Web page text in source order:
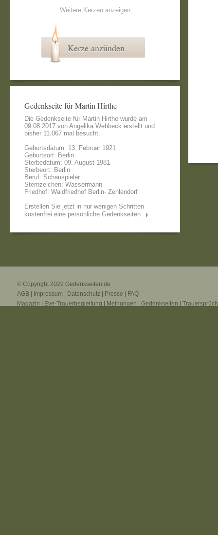
Weitere Kerzen anzeigen
Kerze anzünden
Gedenkseite für Martin Hirthe
Die Gedenkseite für Martin Hirthe wurde am
09.08.2017 von Angelika Wehbeck erstellt und
bisher 11.067 mal besucht.
Geburtsdatum: 13. Februar 1921
Geburtsort: Berlin
Sterbedatum: 09. August 1981
Sterbeort: Berlin
Beruf: Schauspieler
Sternzeichen: Wassermann
Friedhof: Waldfriedhof Berlin- Zehlendorf
Erstellen Sie jetzt in nur wenigen Schritten
kostenfrei eine persönliche Gedenkseiten
© Copyright 2022 Gedenkseiten.de
AGB
Impressum Datenschutz Presse
FAQ
Magazin
Eve-Trauerbegleitung Meinungen Gedenkseiten